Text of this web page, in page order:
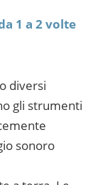
1 a 2 volte
diversi
gli strumenti
sonoro